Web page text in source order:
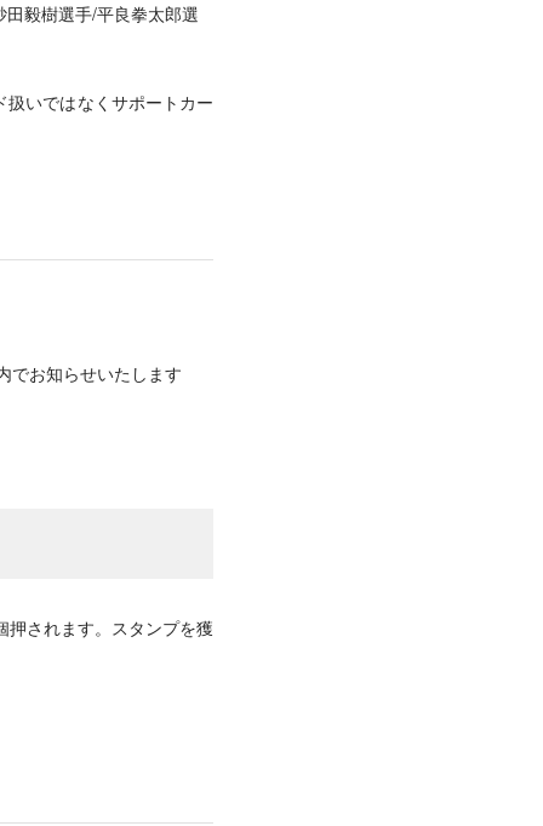
毅樹選手/平良拳太郎選
いではなくサポートカー
でお知らせいたします
されます。スタンプを獲